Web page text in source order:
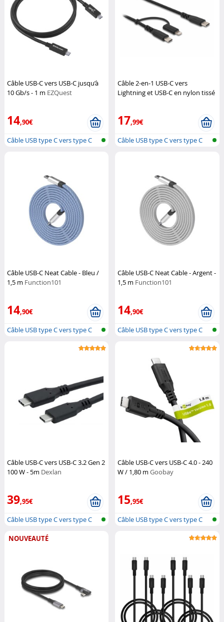
Câble USB-C vers USB-C jusqu’à
10 Gb/s - 1 m EZQuest
14,90€
Câble USB type C vers type C
Câble 2-en-1 USB-C vers
Lightning et USB-C en nylon tissé
17,99€
Câble USB type C vers type C
Câble USB-C Neat Cable - Bleu /
1,5 m Function101
14,90€
Câble USB type C vers type C
Câble USB-C Neat Cable - Argent -
1,5 m Function101
14,90€
Câble USB type C vers type C
Câble USB-C vers USB-C 3.2 Gen 2
100 W - 5m Dexlan
39,95€
Câble USB type C vers type C
Câble USB-C vers USB-C 4.0 - 240
W / 1,80 mGoobay
15,95€
Câble USB type C vers type C
NOUVEAUTÉ